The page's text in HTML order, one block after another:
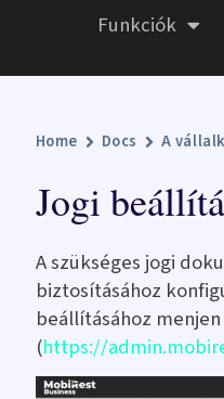
Funkciók
Home Docs A
Jogi
A szükséges jogi
biztosításához
beállításához menjen
(https://